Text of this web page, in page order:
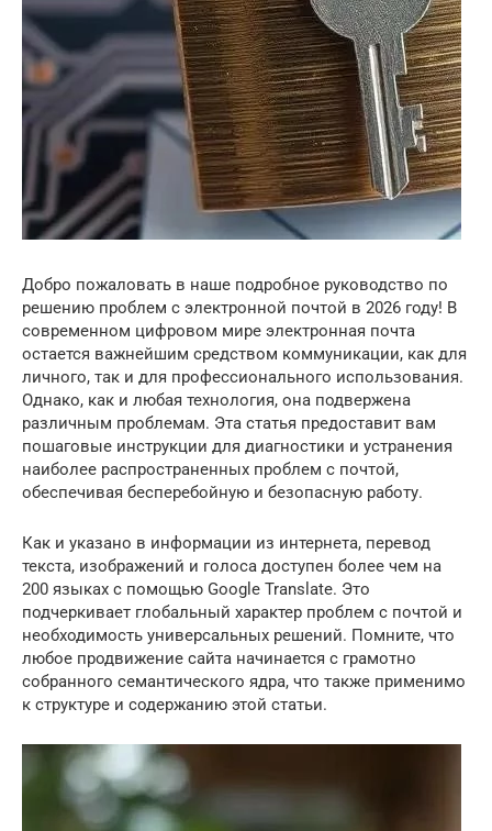
Добро пожаловать в наше подробное руководство по
решению проблем с электронной почтой в 2026 году! В
современном цифровом мире электронная почта
остается важнейшим средством коммуникации, как для
личного, так и для профессионального использования.
Однако, как и любая технология, она подвержена
различным проблемам. Эта статья предоставит вам
пошаговые инструкции для диагностики и устранения
наиболее распространенных проблем с почтой,
обеспечивая бесперебойную и безопасную работу.
Как и указано в информации из интернета, перевод
текста, изображений и голоса доступен более чем на
200 языках с помощью Google Translate. Это
подчеркивает глобальный характер проблем с почтой и
необходимость универсальных решений. Помните, что
любое продвижение сайта начинается с грамотно
собранного семантического ядра, что также применимо
к структуре и содержанию этой статьи.